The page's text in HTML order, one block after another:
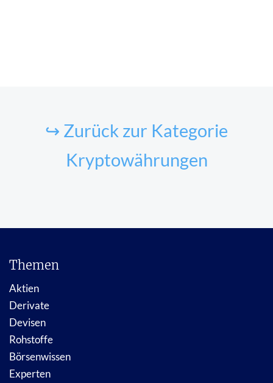
↪ Zurück zur Kategorie
Kryptowährungen
Themen
Aktien
Derivate
Devisen
Rohstoffe
Börsenwissen
Experten